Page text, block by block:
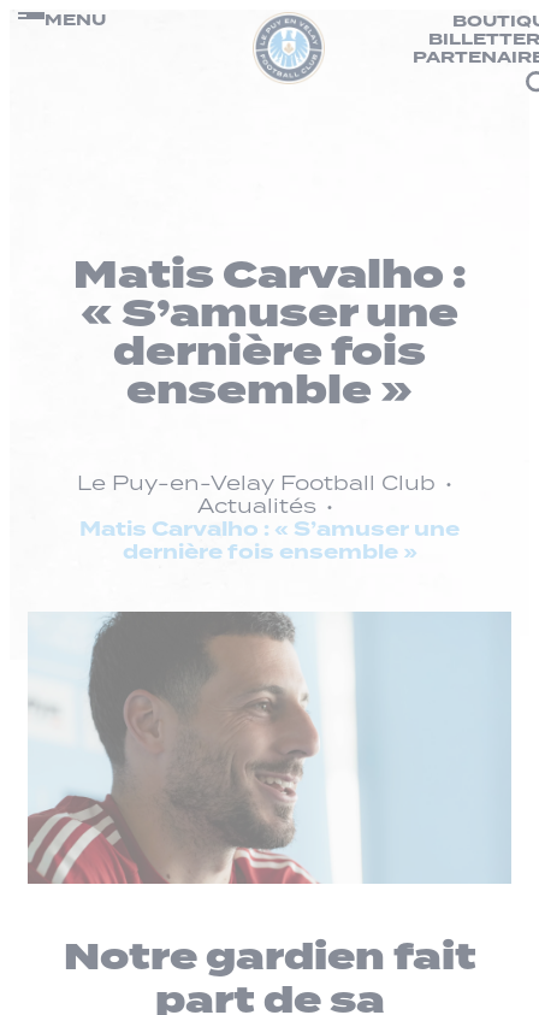
Passer
MENU
Matis Carvalho :
« S’amuser une
dernière fois
ensemble »
Le Puy-en-Velay Football Club
Actualités
Matis Carvalho : « S’amuser une
dernière fois ensemble »
Notre gardien fait
part de sa
Panneau de gestion des cookies